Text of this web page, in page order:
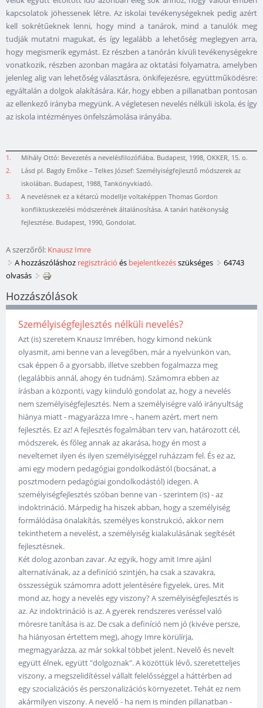
kapcsolatok jöhessenek létre. Az iskolai tevékenységeknek pedig azért
kell sokrétűeknek lenni, hogy mind a tanárok, mind a tanulók meg
tudják mutatni magukat, és így legalább a lehetőség meglegyen arra,
hogy megismerik egymást. Ez részben a tanórán kívüli tevékenységekre
vonatkozik, részben azonban magára az oktatási folyamatra, amelyben
jelenleg alig van lehetőség választásra, önkifejezésre, együttműködésre:
egyáltalán a dolgok alakítására. Kár, hogy ebben a pillanatban pontosan
az ellenkező irányba megyünk. A végletesen nevelés nélküli iskola, és így
az iskola intézményes önfelszámolása irányába.
1.
Mihály Ottó: Bevezetés a nevelésfilozófiába. Budapest, 1998, OKKER, 15. o.
2.
Lásd pl. Bagdy Emőke – Telkes József: Személyiségfejlesztő módszerek az
iskolában. Budapest, 1988, Tankönyvkiadó.
3.
A nevelésnek ez a kétarcú modellje voltaképpen Thomas Gordon
konfliktuskezelési módszerének általánosítása. A tanári hatékonyság
fejlesztése. Budapest, 1990, Gondolat.
A szerzőről: Knausz Imre
A hozzászóláshoz regisztráció és bejelentkezésszükséges
64743
olvasás
Hozzászólások
Személyiségfejlesztés nélküli nevelés?
Azt (is) szeretem Knausz Imrében, hogy kimond nekünk
olyasmit, ami benne van a levegőben, már a nyelvünkön van,
csak éppen ő a gyorsabb, illetve szebben fogalmazza meg
(legalábbis annál, ahogy én tudnám). Számomra ebben az
írásban a központi, vagy kiinduló gondolat az, hogy a nevelés
nem személyiségfejlesztés. Nem a személyiségre való irányultság
hiánya miatt - magyarázza Imre -, hanem azért, mert nem
fejlesztés. Ez az! A fejlesztés fogalmában terv van, határozott cél,
módszerek, és főleg annak az akarása, hogy én most a
neveltemet ilyen és ilyen személyiséggel ruházzam fel. És ez az,
ami egy modern pedagógiai gondolkodástól (bocsánat, a
posztmodern pedagógiai gondolkodástól) idegen. A
személyiségfejlesztés szóban benne van - szerintem (is) - az
indoktrináció. Márpedig ha hiszek abban, hogy a személyiség
formálódása önalakítás, személyes konstrukció, akkor nem
tekinthetem a nevelést, a személyiség kialakulásának segítését
fejlesztésnek.
Két dolog azonban zavar. Az egyik, hogy amit Imre ajánl
alternatívának, az a definíció szintjén, ha csak a szavakra,
összességük számomra adott jelentésére figyelek, üres. Mit
mond az, hogy a nevelés egy viszony? A személyiségfejlesztés is
az. Az indoktrináció is az. A gyerek rendszeres veréssel való
móresre tanítása is az. De csak a definíció nem jó (kivéve persze,
ha hiányosan értettem meg), ahogy Imre körülírja,
megmagyarázza, az már sokkal többet jelent. Nevelő és nevelt
együtt élnek, együtt "dolgoznak". A közöttük lévő, szeretetteljes
viszony, a megszelidítéssel vállalt felelősséggel a háttérben ad
egy szocializációs és perszonalizációs környezetet. Tehát ez nem
akármilyen viszony. A nevelő - ha nem is minden pillanatban -